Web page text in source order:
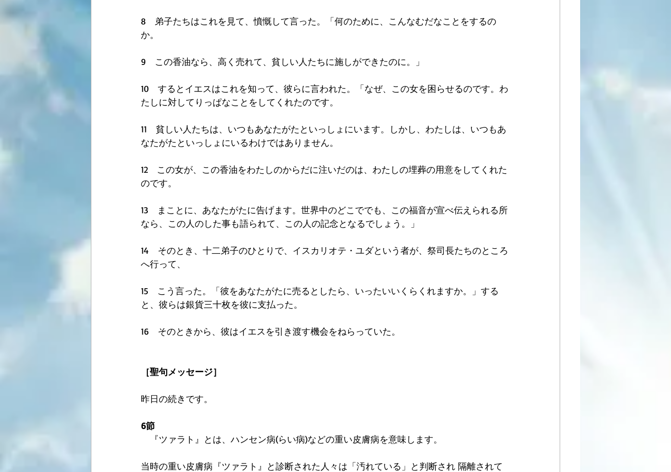
8　弟子たちはこれを見て、憤慨して言った。「何のために、こんなむだなことをするの
か。
9　この香油なら、高く売れて、貧しい人たちに施しができたのに。」
10　するとイエスはこれを知って、彼らに言われた。「なぜ、この女を困らせるのです。わ
たしに対してりっぱなことをしてくれたのです。
11　貧しい人たちは、いつもあなたがたといっしょにいます。しかし、わたしは、いつもあ
なたがたといっしょにいるわけではありません。
12　この女が、この香油をわたしのからだに注いだのは、わたしの埋葬の用意をしてくれた
のです。
13　まことに、あなたがたに告げます。世界中のどこででも、この福音が宣べ伝えられる所
なら、この人のした事も語られて、この人の記念となるでしょう。」
14　そのとき、十二弟子のひとりで、イスカリオテ・ユダという者が、祭司長たちのところ
へ行って、
15　こう言った。「彼をあなたがたに売るとしたら、いったいいくらくれますか。」する
と、彼らは銀貨三十枚を彼に支払った。
16　そのときから、彼はイエスを引き渡す機会をねらっていた。
［聖句メッセージ］
昨日の続きです。
6節
『ツァラト』とは、ハンセン病(らい病)などの重い皮膚病を意味します。
当時の重い皮膚病『ツァラト』と診断された人々は「汚れている」と判断され 隔離されて